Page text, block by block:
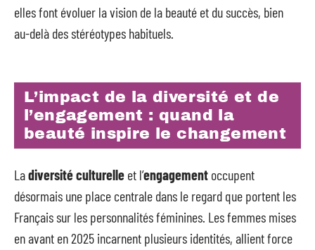
elles font évoluer la vision de la beauté et du succès, bien
au-delà des stéréotypes habituels.
L’impact de la diversité et de
l’engagement : quand la
beauté inspire le changement
Ladiversité culturelle et l’engagement occupent
désormais une place centrale dans le regard que portent les
Français sur les personnalités féminines. Les femmes mises
en avant en 2025 incarnent plusieurs identités, allient force